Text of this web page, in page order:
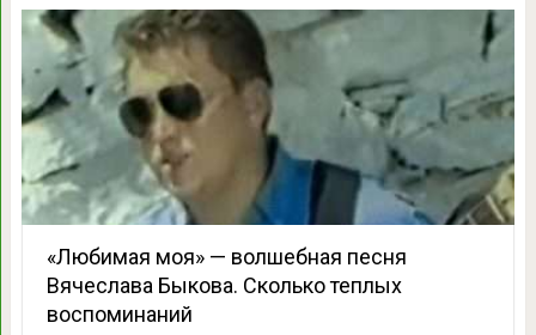
«Любимая моя» — волшебная песня
Вячеслава Быкова. Сколько теплых
воспоминаний